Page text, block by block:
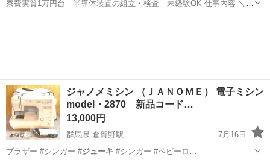
寮費実質1万円台｜半導体装置の組立・検査｜未経験OK 仕事内容 ＼半
ジャノメミシン （ＪＡＮＯＭＥ） 電子ミシン
model・2870 新品コード…
13,000円
群馬県 倉賀野駅
7月16日
ブラザー #シンガー #ジューキ #シンガー #ベビーロ…